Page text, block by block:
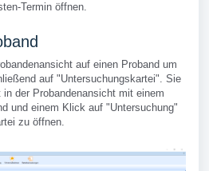
Termin öffnen.
auf einen Proband um
auf "Untersuchungskartei". Sie
der Probandenansicht mit einem
und einem Klick auf "Untersuchung"
zu öffnen.